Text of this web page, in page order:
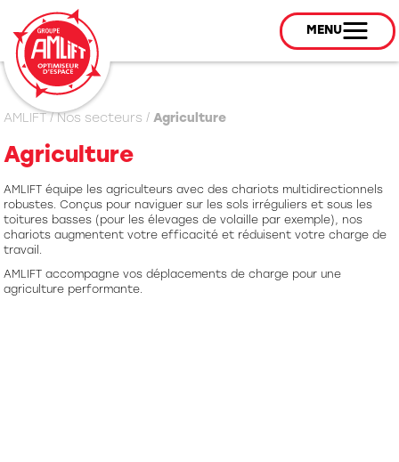
MENU
AMLIFT/Nos secteurs /Agriculture
Agriculture
AMLIFT équipe les agriculteurs avec des chariots multidirectionnels
robustes. Conçus pour naviguer sur les sols irréguliers et sous les
toitures basses (pour les élevages de volaille par exemple), nos
chariots augmentent votre efficacité et réduisent votre charge de
travail.
AMLIFT accompagne vos déplacements de charge pour une
agriculture performante.